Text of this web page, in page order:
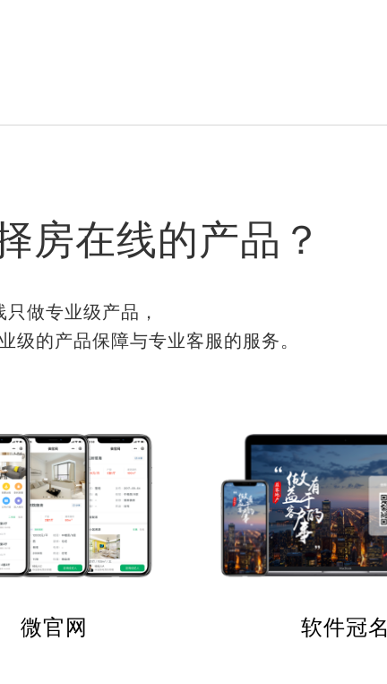
房在线的产品？
只做专业级产品，
级的产品保障与专业客服的服务。
微官网 软件冠名